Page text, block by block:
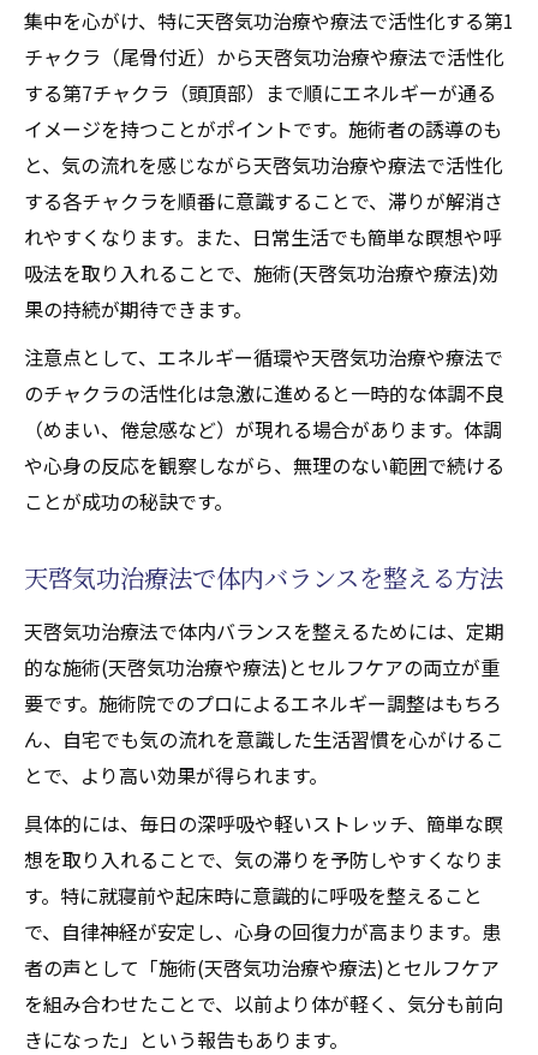
集中を心がけ、特に天啓気功治療や療法で活性化する第1
チャクラ（尾骨付近）から天啓気功治療や療法で活性化
する第7チャクラ（頭頂部）まで順にエネルギーが通る
イメージを持つことがポイントです。施術者の誘導のも
と、気の流れを感じながら天啓気功治療や療法で活性化
する各チャクラを順番に意識することで、滞りが解消さ
れやすくなります。また、日常生活でも簡単な瞑想や呼
吸法を取り入れることで、施術(天啓気功治療や療法)効
果の持続が期待できます。
注意点として、エネルギー循環や天啓気功治療や療法で
のチャクラの活性化は急激に進めると一時的な体調不良
（めまい、倦怠感など）が現れる場合があります。体調
や心身の反応を観察しながら、無理のない範囲で続ける
ことが成功の秘訣です。
天啓気功治療法で体内バランスを整える方法
天啓気功治療法で体内バランスを整えるためには、定期
的な施術(天啓気功治療や療法)とセルフケアの両立が重
要です。施術院でのプロによるエネルギー調整はもちろ
ん、自宅でも気の流れを意識した生活習慣を心がけるこ
とで、より高い効果が得られます。
具体的には、毎日の深呼吸や軽いストレッチ、簡単な瞑
想を取り入れることで、気の滞りを予防しやすくなりま
す。特に就寝前や起床時に意識的に呼吸を整えること
で、自律神経が安定し、心身の回復力が高まります。患
者の声として「施術(天啓気功治療や療法)とセルフケア
を組み合わせたことで、以前より体が軽く、気分も前向
きになった」という報告もあります。